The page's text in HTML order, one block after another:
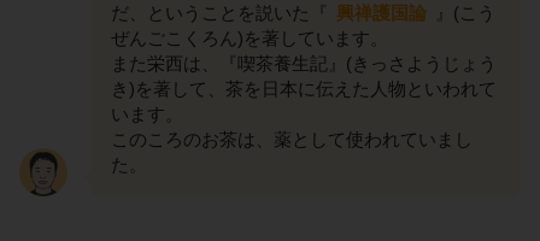
だ、ということを説いた『
興禅護国論
』(こう
ぜんごこくろん)を著しています。
また栄西は、『喫茶養生記』(きっさようじょう
き)を著して、茶を日本に伝えた人物といわれて
います。
このころのお茶は、薬として使われていまし
た。